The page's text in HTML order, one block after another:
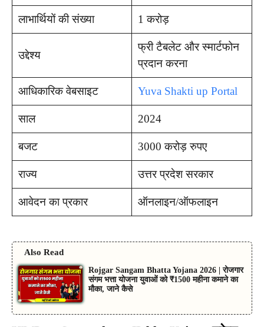
लाभार्थियों की संख्या 1 करोड़
उद्देश्य
फ्री टैबलेट और स्मार्टफोन
प्रदान करना
आधिकारिक वेबसाइट Yuva Shakti up Portal
साल 2024
बजट 3000 करोड़ रुपए
राज्य उत्तर प्रदेश सरकार
आवेदन का प्रकार ऑनलाइन/ऑफलाइन
Also Read
Rojgar Sangam Bhatta Yojana 2026 | रोजगार
संगम भत्ता योजना युवाओं को ₹1500 महीना कमाने का
मौका, जाने कैसे